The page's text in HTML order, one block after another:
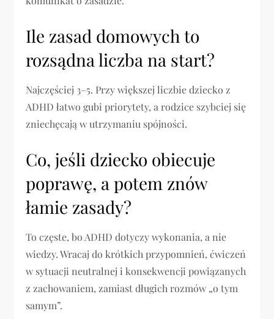
Ile zasad domowych to
rozsądna liczba na start?
Najczęściej 3–5. Przy większej liczbie dziecko z
ADHD łatwo gubi priorytety, a rodzice szybciej się
zniechęcają w utrzymaniu spójności.
Co, jeśli dziecko obiecuje
poprawę, a potem znów
łamie zasady?
To częste, bo ADHD dotyczy wykonania, a nie
wiedzy. Wracaj do krótkich przypomnień, ćwiczeń
w sytuacji neutralnej i konsekwencji powiązanych
z zachowaniem, zamiast długich rozmów „o tym
samym”.